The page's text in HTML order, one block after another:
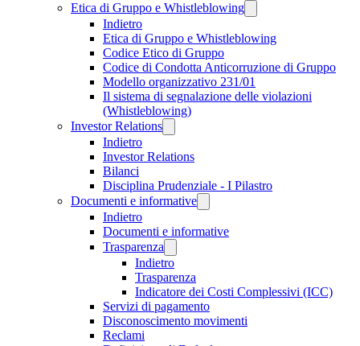
Etica di Gruppo e Whistleblowing
Indietro
Etica di Gruppo e Whistleblowing
Codice Etico di Gruppo
Codice di Condotta Anticorruzione di Gruppo
Modello organizzativo 231/01
Il sistema di segnalazione delle violazioni
(Whistleblowing)
Investor Relations
Indietro
Investor Relations
Bilanci
Disciplina Prudenziale - I Pilastro
Documenti e informative
Indietro
Documenti e informative
Trasparenza
Indietro
Trasparenza
Indicatore dei Costi Complessivi (ICC)
Servizi di pagamento
Disconoscimento movimenti
Reclami